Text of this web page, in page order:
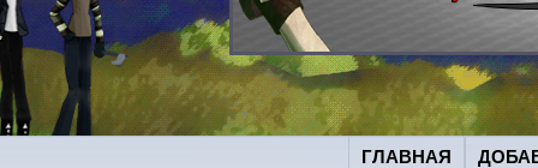
ГЛАВНАЯ